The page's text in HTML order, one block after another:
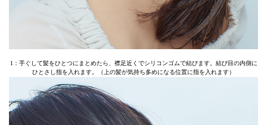
1：手ぐして髪をひとつにまとめたら、襟足近くでシリコンゴムで結びます。結び目の内側に
ひとさし指を入れます。（上の髪が気持ち多めになる位置に指を入れます）